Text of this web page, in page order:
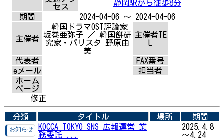
セス
静岡駅から徒歩8分
期間
2024-04-06 ～ 2024-04-06
主催者
韓国ドラマOST評論家
坂巻亜弥子 ／ 韓国餅研
究家・バリスタ 野原由
美
主催者TE
代表者
FAX番号
eメール
担当者
ホーム
ページ
修正
分類 タイトル 場所
期間
KOCCA TOKYO SNS 広報運営 業
務委託 ...
2025.4.8
～4.24